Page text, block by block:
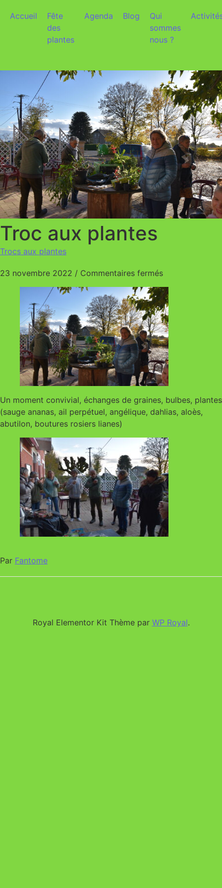
Accueil
Fête
des
plantes
Agenda Blog
Qui
sommes
nous ?
Troc aux plantes
Trocs aux plantes
23 novembre 2022 / Commentaires ferméssur Troc aux
Un moment convivial, échanges de graines, bulbes, plantes
(sauge ananas, ail perpétuel, angélique, dahlias, aloès,
abutilon, boutures rosiers lianes)
Par Fantome
Royal Elementor Kit Thème par WP Royal.